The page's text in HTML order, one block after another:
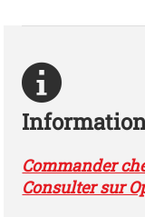
Commander
Consulter sur